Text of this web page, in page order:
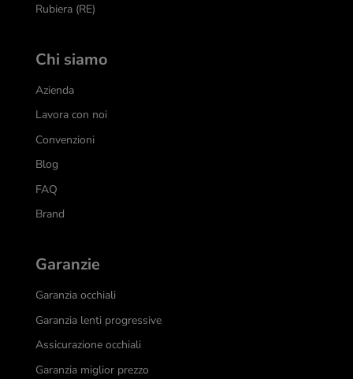
Rubiera (RE)
Chi siamo
Azienda
Lavora con noi
Convenzioni
Blog
FAQ
Brand
Garanzie
Garanzia occhiali
Garanzia lenti progressive
Assicurazione occhiali
Garanzia miglior prezzo